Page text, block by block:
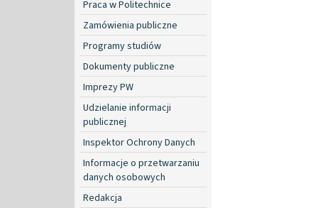
Praca w Politechnice
Zamówienia publiczne
Programy studiów
Dokumenty publiczne
Imprezy PW
Udzielanie informacji
publicznej
Inspektor Ochrony Danych
Informacje o przetwarzaniu
danych osobowych
Redakcja